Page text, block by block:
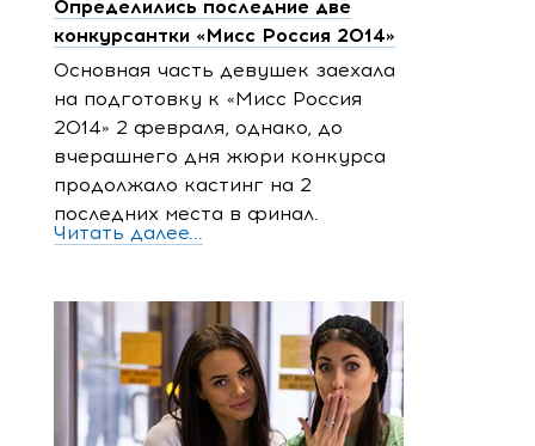
Определились последние две
конкурсантки «Мисс Россия 2014»
Основная часть девушек заехала
на подготовку к «Мисс Россия
2014» 2 февраля, однако, до
вчерашнего дня жюри конкурса
продолжало кастинг на 2
последних места в финал.
Читать далее...